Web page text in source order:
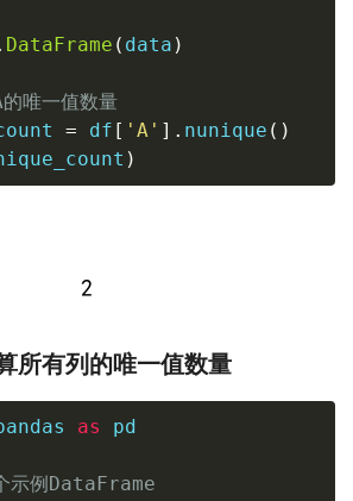
DataFrame ( data )
唯一值数量
= df [ 'A' ] . nunique ( )
)
所有列的唯一值数量
as pd
示例DataFrame